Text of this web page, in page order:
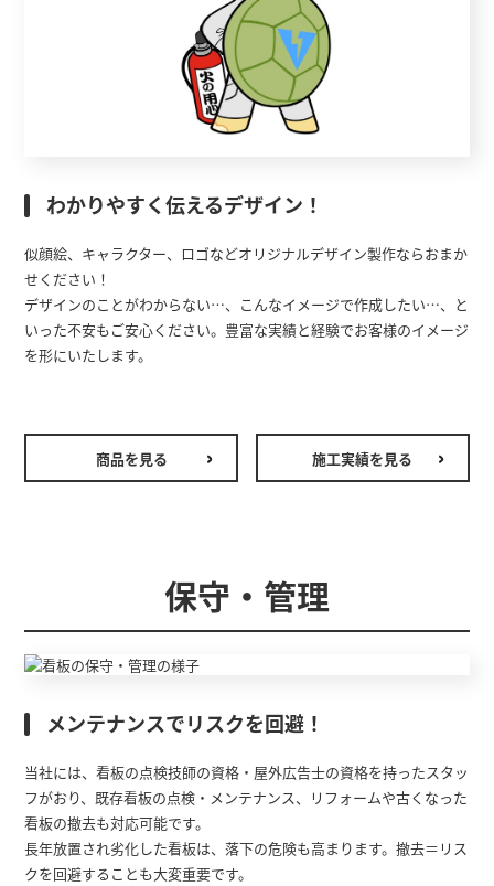
わかりやすく伝えるデザイン！
似顔絵、キャラクター、ロゴなどオリジナルデザイン製作ならおまか
せください！
デザインのことがわからない…、こんなイメージで作成したい…、と
いった不安もご安心ください。豊富な実績と経験でお客様のイメージ
を形にいたします。
商品を見る 施工実績を見る
保守・管理
メンテナンスでリスクを回避！
当社には、看板の点検技師の資格・屋外広告士の資格を持ったスタッ
フがおり、既存看板の点検・メンテナンス、リフォームや古くなった
看板の撤去も対応可能です。
長年放置され劣化した看板は、落下の危険も高まります。撤去＝リス
クを回避することも大変重要です。